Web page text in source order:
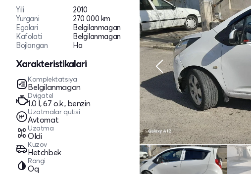
Yili
2010
Yurgani
270 000 km
Egalari
Belgilanmagan
Kafolati
Belgilanmagan
Bojlangan
Ha
Xarakteristikalari
Komplektatsiya
Belgilanmagan
Dvigatel
1.0 l, 67 o.k., benzin
Uzatmalar qutisi
Avtomat
Uzatma
Oldi
Kuzov
Hetchbek
Rangi
Oq